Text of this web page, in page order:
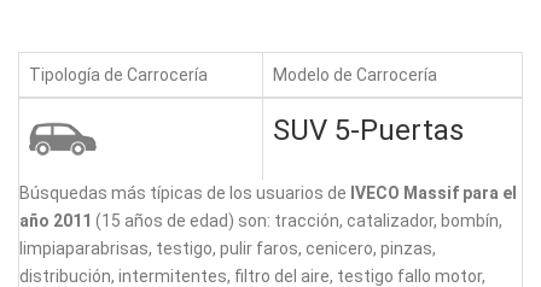
Tipología de Carrocería Modelo de Carrocería
SUV 5-Puertas
Búsquedas más típicas de los usuarios de IVECO Massif para el
año 2011 (15 años de edad) son: tracción, catalizador, bombín,
limpiaparabrisas, testigo, pulir faros, cenicero, pinzas,
distribución, intermitentes, filtro del aire, testigo fallo motor,